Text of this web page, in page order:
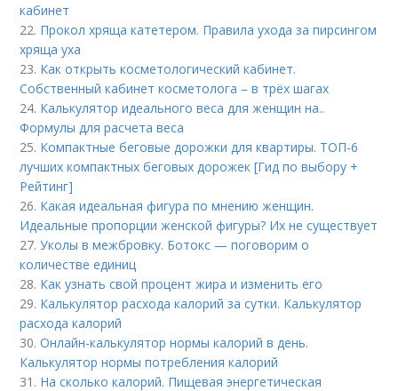
кабинет
22. Прокол хряща катетером. Правила ухода за пирсингом
хряща уха
23. Как открыть косметологический кабинет.
Собственный кабинет косметолога – в трёх шагах
24. Калькулятор идеального веса для женщин на..
Формулы для расчета веса
25. Компактные беговые дорожки для квартиры. ТОП-6
лучших компактных беговых дорожек [Гид по выбору +
Рейтинг]
26. Какая идеальная фигура по мнению женщин.
Идеальные пропорции женской фигуры? Их не существует
27.Уколы в межбровку. Ботокс — поговорим о
количестве единиц
28. Как узнать свой процент жира и изменить его
29. Калькулятор расхода калорий за сутки. Калькулятор
расхода калорий
30.Онлайн-калькулятор нормы калорий в день.
Калькулятор нормы потребления калорий
31. На сколько калорий. Пищевая энергетическая